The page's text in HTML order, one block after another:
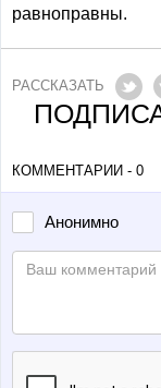
равноправны.
РАССКАЗАТЬ
КОММЕНТАРИИ - 0
Анонимно